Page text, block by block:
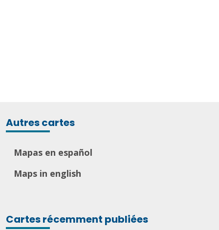
Autres cartes
Mapas en español
Maps in english
Cartes récemment publiées